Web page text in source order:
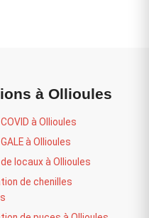
à Ollioules
à Ollioules
à Ollioules
locaux à Ollioules
de chenilles